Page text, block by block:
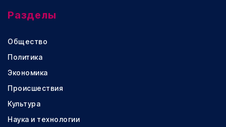
Разделы
Общество
Политика
Экономика
Происшествия
Культура
Наука и технологии